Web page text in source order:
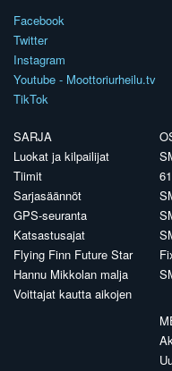
Facebook
Twitter
Instagram
Youtube - Moottoriurheilu.tv
TikTok
SARJA
Luokat ja kilpailijat
Tiimit
Sarjasäännöt
GPS-seuranta
Katsastusajat
Flying Finn Future Star
Hannu Mikkolan malja
Voittajat kautta aikojen